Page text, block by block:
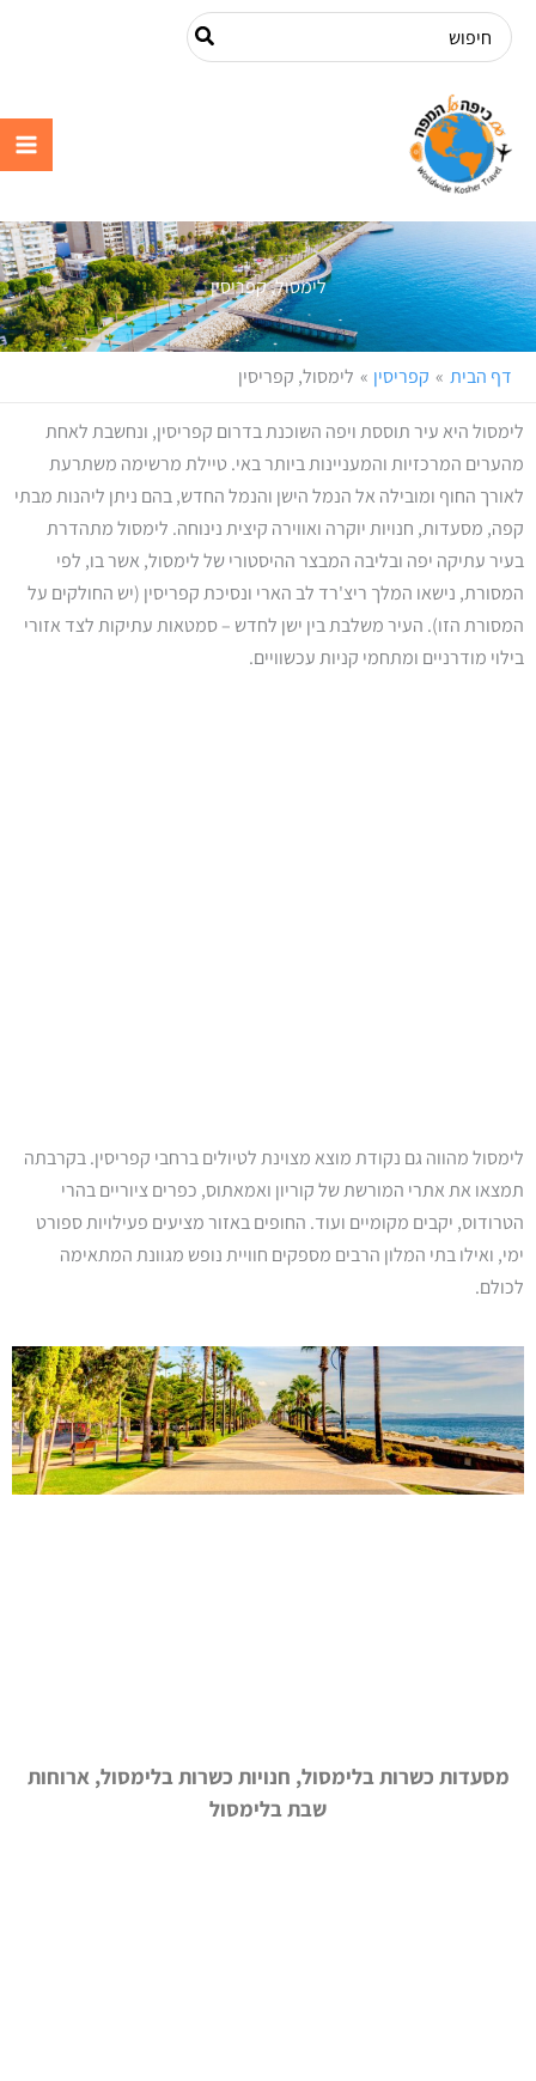
דילוג
לתוכן
Search
for:
לימסול, קפריסין
דף הבית קפריסין לימסול, קפריסין
לימסול היא עיר תוססת ויפה השוכנת בדרום קפריסין, ונחשבת לאחת
מהערים המרכזיות והמעניינות ביותר באי. טיילת מרשימה משתרעת
לאורך החוף ומובילה אל הנמל הישן והנמל החדש, בהם ניתן ליהנות מבתי
קפה, מסעדות, חנויות יוקרה ואווירה קיצית נינוחה. לימסול מתהדרת
בעיר עתיקה יפה ובליבה המבצר ההיסטורי של לימסול, אשר בו, לפי
המסורת, נישאו המלך ריצ'רד לב הארי ונסיכת קפריסין (יש החולקים על
המסורת הזו). העיר משלבת בין ישן לחדש – סמטאות עתיקות לצד אזורי
בילוי מודרניים ומתחמי קניות עכשוויים.
לימסול מהווה גם נקודת מוצא מצוינת לטיולים ברחבי קפריסין. בקרבתה
תמצאו את אתרי המורשת של קוריון ואמאתוס, כפרים ציוריים בהרי
הטרודוס, יקבים מקומיים ועוד. החופים באזור מציעים פעילויות ספורט
ימי, ואילו בתי המלון הרבים מספקים חוויית נופש מגוונת המתאימה
לכולם.
מסעדות כשרות בלימסול, חנויות כשרות בלימסול, ארוחות
שבת בלימסול